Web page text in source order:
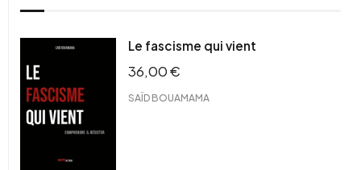
Le fascisme qui vient
36,00€
SAÏD BOUAMAMA